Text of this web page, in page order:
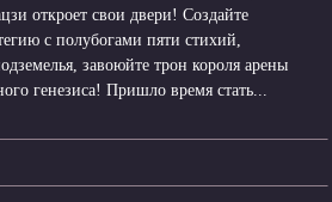
откроет свои двери! Создайте
с полубогами пяти стихий,
завоюйте трон короля арены
генезиса! Пришло время стать...